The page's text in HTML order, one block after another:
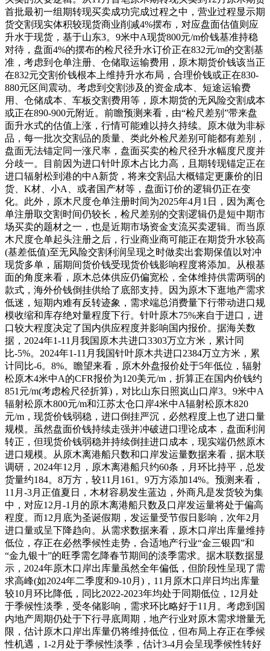
首批最初一组期转现买卖成功完成过程之中，营业过程显示期
货交割现实体积较现货商业削减4%摆布，对应盘面估值则应
升水于现货，基于山东3。9米中A现货800元/m价钱基准持稳
对待，盘面4%的摆布的检尺径升水订价正在832元/m的交割基
准，考虑到仓单注册、仓储取运输费用，原木期货价钱该当正
在832元交割价钱根本上维持升水布局，合理价钱或正在830-
880元区间震动。考虑到交割涉及的资金成本、短途运输费
用、仓储成本、车板交割费用等，原木期货的无风险交割成本
或正在890-900元附近。前瞻预测来看，由“检尺差别”带来盘
面升水式的估值上涨，行情可能难以持久持续。原木做为非标
品，每一批次交割品的质量、类此外检尺差别可能都有差别，
盘面无法锚定同一涨尺率，盘面买卖的检尺径升水幅度尺度并
分歧一。目前因为进口针叶原木占比力高，且期转现锚定正在
进口辐射松到港的中A新货，将来交割品大概锚定更廉价的旧
货、K材、小A、或者国产材等，盘面订价的逻辑仍正在变
化。此外，原木尺度仓单注册时间为2025年4月1日，因为离仓
单注册取交割时间仍较长，检尺差别的交割逻辑仍是短中期市
场买卖的题材之一，也是近期市场资金支流买卖逻辑。而当原
木尺度仓单起头注册之后，行业商业商可能正在期货升水较高
(基差低值)至无风险交割利润呈现之时做卖出套期保值以对冲
现货多单，届期间货价钱受现货价钱影响程度将添加。从根基
面的角度来看，原木总体供应仍偏宽松，全体维持供需两弱的
款式，海外价钱倒挂供给了底部支持。因为原木下逛地产需求
低迷，短期内难有反转迹象，需求端总消费量下行带动进口规
模收缩和库存绝对量程度下行。针叶原木75%来自于进口，进
口较大程度决定了国内供应程度并影响国内报价。据海关数
据，2024年1-11月我国原木共进口3303万立方米，累计同
比-5%。2024年1-11月我国针叶原木共进口2384万立方米，累
计同比-6。8%。瞻望来看，原木外盘报价处于5年低位，辐射
松原木4米中A的CFR报价为120美元/m，折算正在国内价钱约
851元/m(考虑检尺径折算)，对比山东日照岚山口岸3。9米中A
辐射松原木800元/m和江苏太仓口岸4米中A辐射松原木820
元/m，现货价钱弱稳，进口倒挂严沉，必然程度上也了进口量
规模。虽然盘面价钱持续走强并冲破进口理论成本，盘面利润
转正，但现货价钱弱稳并持续倒挂进口成本，现实端仍然原木
进口规模。从原木离港船只数和口岸发运量数据来看，据木联
调研，2024年12月，原木离港船只约60条，月环比持平，总发
货量约184。8万方，较11月161。9万方添加14%。预测来看，
11月-3月正值夏日，木材容易发生蓝边，外商凡是发货较为集
中，对应12月-1月的原木离港船只数及口岸发运量将处于偏高
程度。而12月底为圣诞假期，发运量受节假日影响，次年2月
进口量或呈下降趋向。从需求数据来看，原木口岸出库量维持
低位，存正在必然季候性走势，合适地产行业“金三银四”和
“金九银十”的旺季需乞降春节期间的淡季需求。据木联数据显
示，2024年原木口岸出库量虽然全年偏低，但阶段性呈现了需
求高峰(如2024年二季度和9-10月)，11月原木口岸日均出库量
较10月环比降低，同比2022-2023年均处于同期低位，12月处
于季候性淡季，受冬储影响，需求环比略好于11月。考虑到国
内地产周期仍处于下行寻底周期，地产行业对原木需求增量无
限，估计原木口岸出库量仍将维持低位，但布局上存正在季候
性机遇，1-2月处于季候性淡季，估计3-4月会呈现季候性转好